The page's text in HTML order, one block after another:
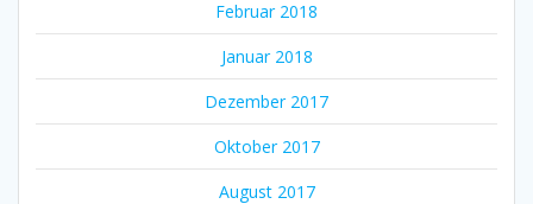
Februar 2018
Januar 2018
Dezember 2017
Oktober 2017
August 2017